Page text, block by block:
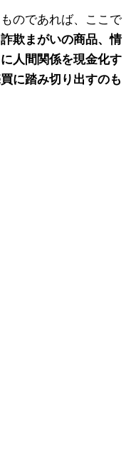
のであれば、ここで
詐欺まがいの商品、情
人間関係を現金化す
に踏み切り出すのも